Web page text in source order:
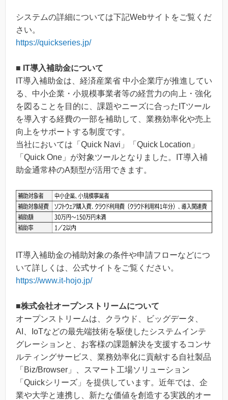
システムの詳細については下記Webサイトをご覧くだ
さい。
https://quickseries.jp/
■ IT導入補助金について
IT導入補助金は、経済産業省 中小企業庁が推進してい
る、中小企業・小規模事業者等の経営力の向上・強化
を図ることを目的に、課題やニーズに合ったITツール
を導入する経費の一部を補助して、業務効率化や売上
向上をサポートする制度です。
当社においては「Quick Navi」「Quick Location」
「Quick One」が対象ツールとなりました。IT導入補
助金通常枠のA類型が活用できます。
IT導入補助金の補助対象の条件や申請フローなどにつ
いて詳しくは、公式サイトをご覧ください。
https://www.it-hojo.jp/
■株式会社オープンストリームについて
オープンストリームは、クラウド、ビッグデータ、
AI、IoTなどの最先端技術を駆使したシステムインテ
グレーションと、お客様の課題解決を支援するコンサ
ルティングサービス、業務効率化に貢献する自社製品
「Biz/Browser」、スマート工場ソリューション
「Quickシリーズ」を提供しています。近年では、企
業や大学と連携し、新たな価値を創造する実践的オー